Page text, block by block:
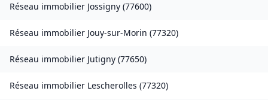
Réseau immobilier Jossigny (77600)
Réseau immobilier Jouy-sur-Morin (77320)
Réseau immobilier Jutigny (77650)
Réseau immobilier Lescherolles (77320)